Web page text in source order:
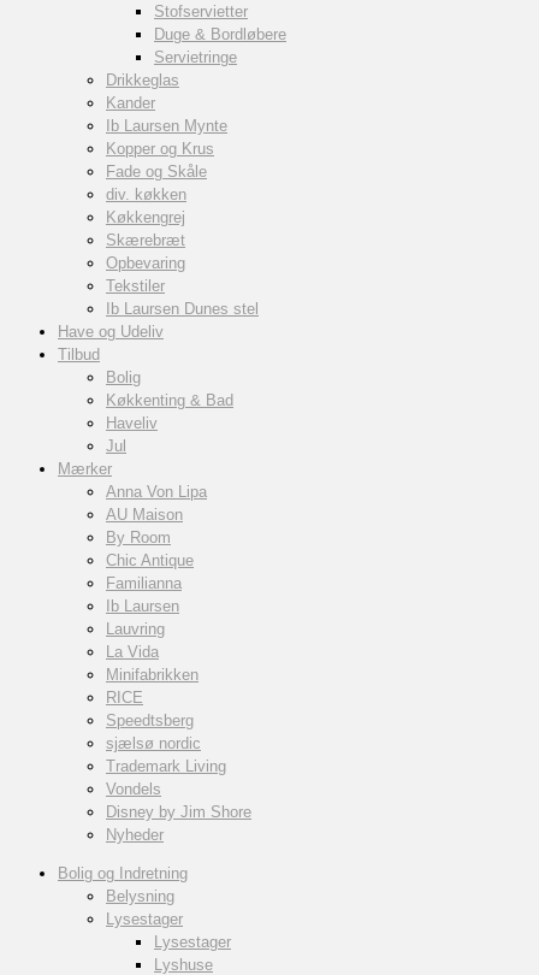
Stofservietter
Duge & Bordløbere
Servietringe
Drikkeglas
Kander
Ib Laursen Mynte
Kopper og Krus
Fade og Skåle
div. køkken
Køkkengrej
Skærebræt
Opbevaring
Tekstiler
Ib Laursen Dunes stel
Have og Udeliv
Tilbud
Bolig
Køkkenting & Bad
Haveliv
Jul
Mærker
Anna Von Lipa
AU Maison
By Room
Chic Antique
Familianna
Ib Laursen
Lauvring
La Vida
Minifabrikken
RICE
Speedtsberg
sjælsø nordic
Trademark Living
Vondels
Disney by Jim Shore
Nyheder
Bolig og Indretning
Belysning
Lysestager
Lysestager
Lyshuse